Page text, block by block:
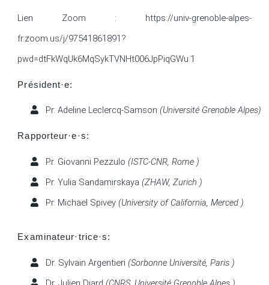
Lien Zoom : https://univ-grenoble-alpes-
fr.zoom.us/j/97541861891?
pwd=dtFkWqUk6MqSykTVNHt006JpPiqGWu.1
Président·e:
Pr. Adeline Leclercq-Samson(Université Grenoble Alpes)
Rapporteur·e·s:
Pr. Giovanni Pezzulo(ISTC-CNR, Rome )
Pr. Yulia Sandamirskaya(ZHAW, Zurich )
Pr. Michael Spivey(University of California, Merced )
Examinateur·trice·s:
Dr. Sylvain Argentieri(Sorbonne Université, Paris )